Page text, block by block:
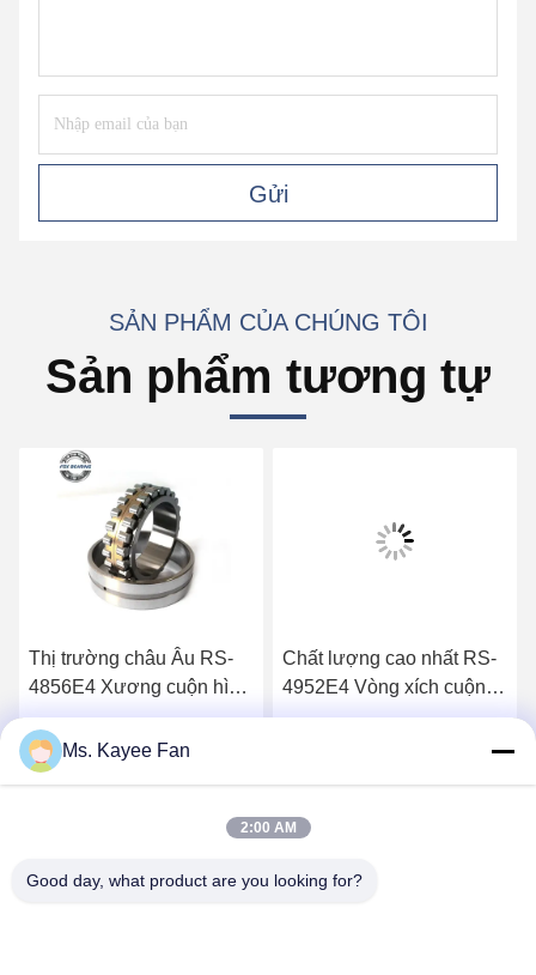
Gửi
SẢN PHẨM CỦA CHÚNG TÔI
Sản phẩm tương tự
Thị trường châu Âu RS-
4856E4 Xương cuộn hình
trụ cho trục máy công cụ
Nhận giá tốt nhất
Chất lượng cao nhất RS-
4952E4 Vòng xích cuộn
trụ Vòng xích máy than
Ms. Kayee Fan
2:00 AM
Good day, what product are you looking for?